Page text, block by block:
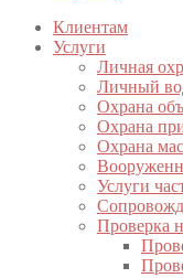
Клиентам
Услуги
Личная
Личный
Охрана
Охрана
Охрана
Услуги
Проверка